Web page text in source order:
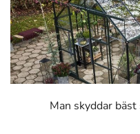
Man skyddar